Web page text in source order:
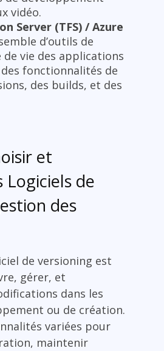
vidéo.
Server (TFS) / Azure
d’outils de
de vie des applications
fonctionnalités de
des builds, et des
et
de
des
de versioning est
gérer, et
dans les
ou de création.
variées pour
maintenir